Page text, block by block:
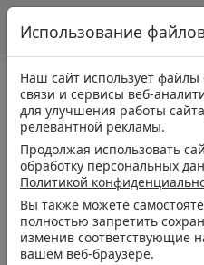
Использование
Наш сайт использует
связи и сервисы веб-
для улучшения работы
релевантной рекламы.
Продолжая использовать
обработку персональных
Политикой
Вы также можете
полностью запретить
изменив соответствующие
вашем веб-браузере.